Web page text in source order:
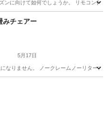
ンに向けて如何でしょうか。 リモコン
空調家電
みチェアー
5月17日
なりません。 ノークレームノーリター